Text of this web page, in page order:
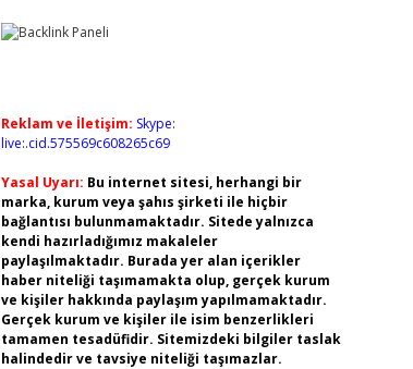
Reklam ve İletişim: Skype:
live:.cid.575569c608265c69
Yasal Uyarı: Bu internet sitesi, herhangi bir
marka, kurum veya şahıs şirketi ile hiçbir
bağlantısı bulunmamaktadır. Sitede yalnızca
kendi hazırladığımız makaleler
paylaşılmaktadır. Burada yer alan içerikler
haber niteliği taşımamakta olup, gerçek kurum
ve kişiler hakkında paylaşım yapılmamaktadır.
Gerçek kurum ve kişiler ile isim benzerlikleri
tamamen tesadüfidir. Sitemizdeki bilgiler taslak
halindedir ve tavsiye niteliği taşımazlar.